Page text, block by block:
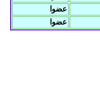
عضوا
عضوا